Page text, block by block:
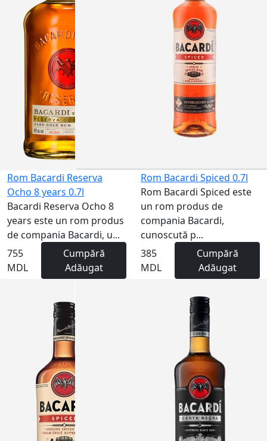
Rom Bacardi Reserva
Ocho 8 years 0.7l
Bacardi Reserva Ocho 8
years este un rom produs
de compania Bacardi, u...
755
MDL
Cumpără
Adăugat
Rom Bacardi Spiced 0.7l
Rom Bacardi Spiced este
un rom produs de
compania Bacardi,
cunoscută p...
385
MDL
Cumpără
Adăugat